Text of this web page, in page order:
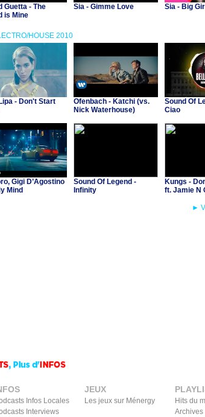
Guetta - The
is Mine
Sia - Gimme Love Sia - Big
HOUSE 2010
- Don't Start
Ofenbach - Katchi (vs.
Nick Waterhouse)
Sound Of
Ciao
Gigi D’Agostino
Mind
Sound Of Legend -
Infinity
Kungs -
ft. Jamie N
►
Infos Locales
Interviews
JEUX
Les jeux sur Ménergy
Hits du
Archives